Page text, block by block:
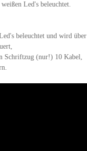
Led's beleuchtet.
beleuchtet und wird über
Schriftzug (nur!) 10 Kabel,